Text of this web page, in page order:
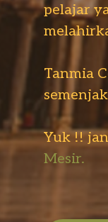
pelajar
Tanmia
Yuk !!
Mesir.